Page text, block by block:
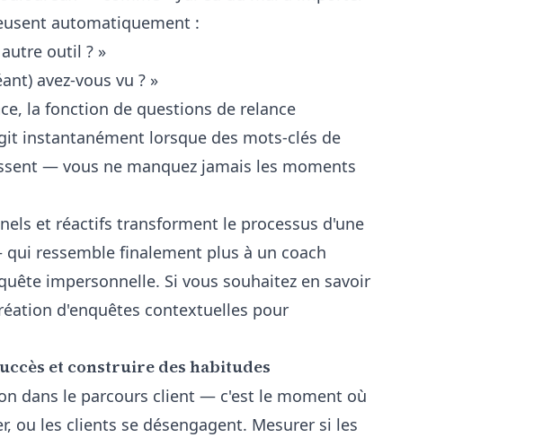
automatiquement :
outil ? »
avez-vous vu ? »
la fonction de questions de relance
instantanément lorsque des mots-clés de
— vous ne manquez jamais les moments
et réactifs transforment le processus d'une
ressemble finalement plus à un coach
impersonnelle. Si vous souhaitez en savoir
d'enquêtes contextuelles pour
et construire des habitudes
dans le parcours client — c'est le moment où
ou les clients se désengagent. Mesurer si les